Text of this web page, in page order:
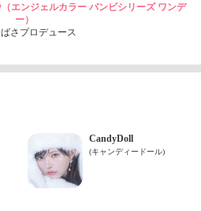
エンジェルカラー バンビシリーズ ワンデ
ー）
さプロデュース